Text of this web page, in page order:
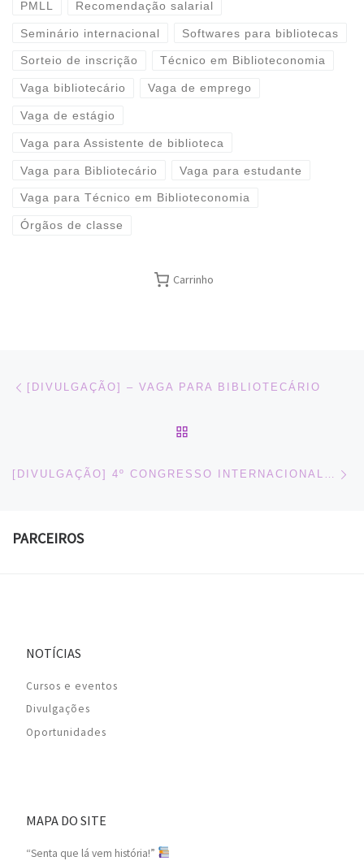
PMLL Recomendação salarial
Seminário internacional Softwares para bibliotecas
Sorteio de inscrição Técnico em Biblioteconomia
Vaga bibliotecário Vaga de emprego
Vaga de estágio
Vaga para Assistente de biblioteca
Vaga para Bibliotecário Vaga para estudante
Vaga para Técnico em Biblioteconomia
Órgãos de classe
Carrinho
Navegação do post
[DIVULGAÇÃO] – VAGA PARA BIBLIOTECÁRIO
[DIVULGAÇÃO] 4º CONGRESSO INTERNACIONAL CBL DO LIVRO DIGITAL
PARCEIROS
NOTÍCIAS
Cursos e eventos
Divulgações
Oportunidades
MAPA DO SITE
“Senta que lá vem história!”